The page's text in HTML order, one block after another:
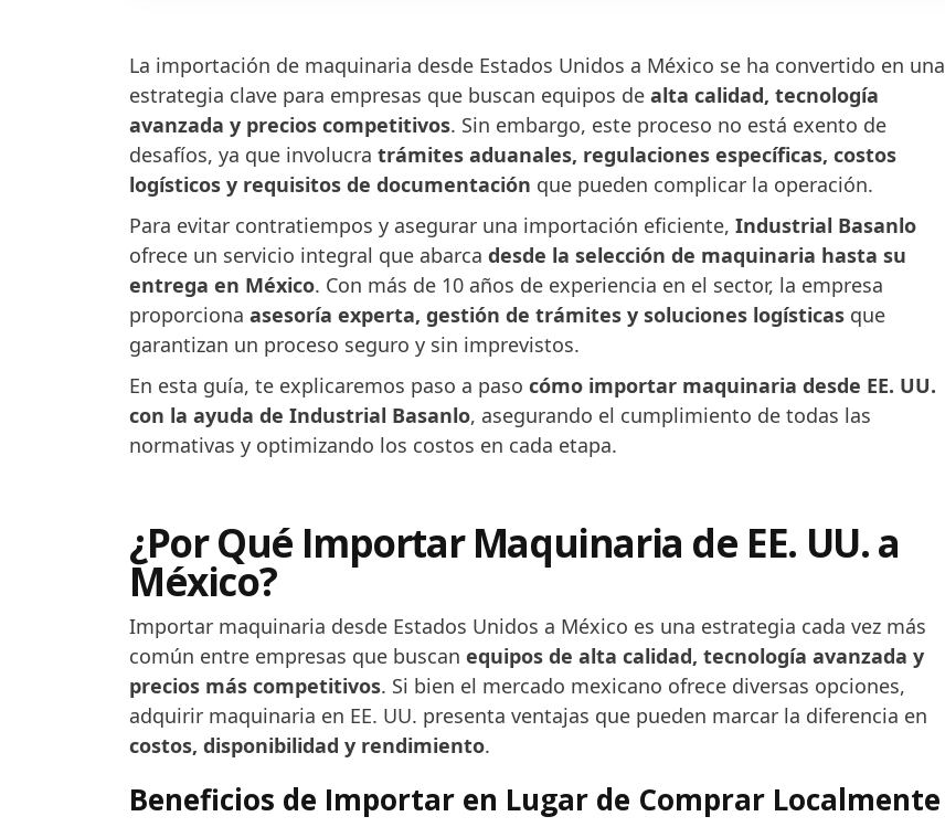
La importación de maquinaria desde Estados Unidos a México se ha convertido en una
estrategia clave para empresas que buscan equipos de alta calidad, tecnología
avanzada y precios competitivos. Sin embargo, este proceso no está exento de
desafíos, ya que involucra trámites aduanales, regulaciones específicas, costos
logísticos y requisitos de documentación que pueden complicar la operación.
Para evitar contratiempos y asegurar una importación eficiente, Industrial Basanlo
ofrece un servicio integral que abarca desde la selección de maquinaria hasta su
entrega en México. Con más de 10 años de experiencia en el sector, la empresa
proporciona asesoría experta, gestión de trámites y soluciones logísticas que
garantizan un proceso seguro y sin imprevistos.
En esta guía, te explicaremos paso a paso cómo importar maquinaria desde EE. UU.
con la ayuda de Industrial Basanlo, asegurando el cumplimiento de todas las
normativas y optimizando los costos en cada etapa.
¿Por Qué Importar Maquinaria de EE. UU. a
México?
Importar maquinaria desde Estados Unidos a México es una estrategia cada vez más
común entre empresas que buscan equipos de alta calidad, tecnología avanzada y
precios más competitivos. Si bien el mercado mexicano ofrece diversas opciones,
adquirir maquinaria en EE. UU. presenta ventajas que pueden marcar la diferencia en
costos, disponibilidad y rendimiento.
Beneficios de Importar en Lugar de Comprar Localmente